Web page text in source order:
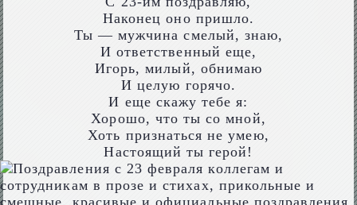
Наконец оно пришло.
Ты — мужчина смелый, знаю,
И ответственный еще,
Игорь, милый, обнимаю
И целую горячо.
И еще скажу тебе я:
Хорошо, что ты со мной,
Хоть признаться не умею,
Настоящий ты герой!